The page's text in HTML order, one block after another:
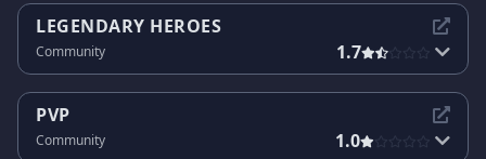
LEGENDARY HEROES
Community 1.7
PVP
Community 1.0